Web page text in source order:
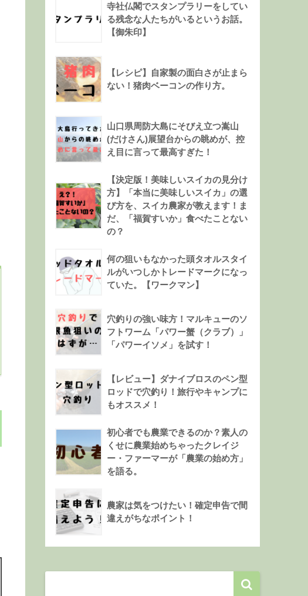
寺社仏閣でスタンプラリーをしてい
る残念な人たちがいるというお話。
【御朱印】
【レシピ】自家製の面白さが止まら
ない！猪肉ベーコンの作り方。
山口県周防大島にそびえ立つ嵩山
(だけさん)展望台からの眺めが、控
え目に言って最高すぎた！
【決定版！美味しいスイカの見分け
方】「本当に美味しいスイカ」の選
び方を、スイカ農家が教えます！ま
だ、「福賀すいか」食べたことない
の？
何の狙いもなかった頭タオルスタイ
ルがいつしかトレードマークになっ
ていた。【ワークマン】
穴釣りの強い味方！マルキューのソ
フトワーム「パワー蟹（クラブ）」
「パワーイソメ」を試す！
【レビュー】ダナイブロスのペン型
ロッドで穴釣り！旅行やキャンプに
もオススメ！
初心者でも農業できるのか？素人の
くせに農業始めちゃったクレイジ
ー・ファーマーが「農業の始め方」
を語る。
農家は気をつけたい！確定申告で間
違えがちなポイント！